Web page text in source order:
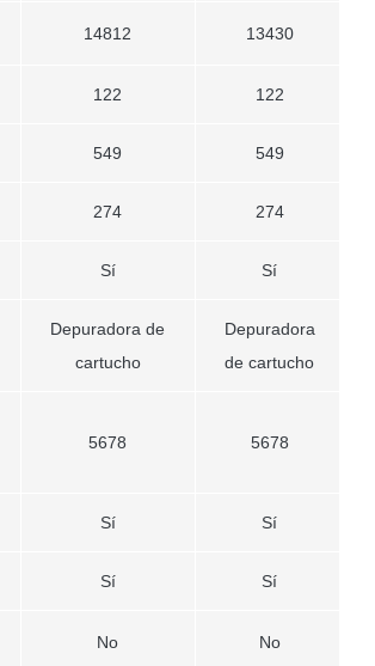
14812 13430
122 122
549 549
274 274
Sí Sí
Depuradora de
cartucho
Depuradora
de cartucho
5678 5678
Sí Sí
Sí Sí
No No